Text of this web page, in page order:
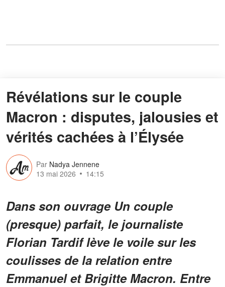
Révélations sur le couple
Macron : disputes, jalousies et
vérités cachées à l’Élysée
Par Nadya Jennene
13 mai 2026
14:15
Dans son ouvrage Un couple
(presque) parfait, le journaliste
Florian Tardif lève le voile sur les
coulisses de la relation entre
Emmanuel et Brigitte Macron. Entre